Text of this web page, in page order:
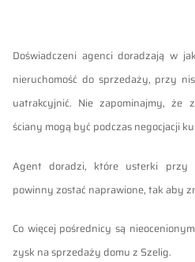
Doświadczeni agenci doradzają w
nieruchomość do sprzedaży, przy
uatrakcyjnić. Nie zapominajmy, że
ściany mogą być podczas negocjacji
Agent doradzi, które usterki przy
powinny zostać naprawione, tak aby
Co więcej pośrednicy są
zysk na sprzedaży domu z Szelig.